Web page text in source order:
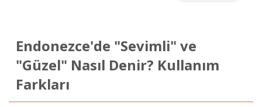
Endonezce'de "Sevimli" ve
"Güzel" Nasıl Denir? Kullanım
Farkları